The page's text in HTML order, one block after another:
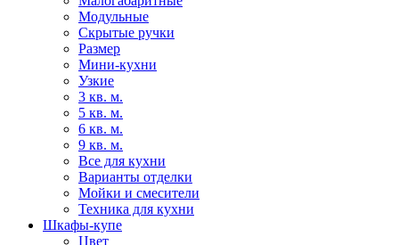
Модульные
Скрытые ручки
Размер
Мини-кухни
Узкие
3 кв. м.
5 кв. м.
6 кв. м.
9 кв. м.
Все для кухни
Варианты отделки
Мойки и смесители
Техника для кухни
Шкафы-купе
Цвет